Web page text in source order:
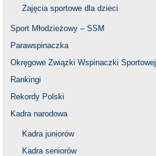
Zajęcia sportowe dla dzieci
Sport Młodzieżowy – SSM
Parawspinaczka
Okręgowe Związki Wspinaczki Sportowej
Rankingi
Rekordy Polski
Kadra narodowa
Kadra juniorów
Kadra seniorów